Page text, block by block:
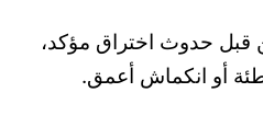
قبل حدوث اختراق مؤكد،
أو انكماش أعمق.